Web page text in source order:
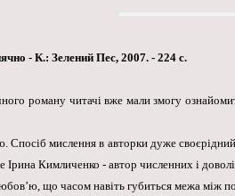
- К.: Зелений Пес, 2007. - 224 с.
роману читачі вже мали змогу
мислення в авторки дуже
Кимличенко - автор численних і
що часом навіть губиться межа між